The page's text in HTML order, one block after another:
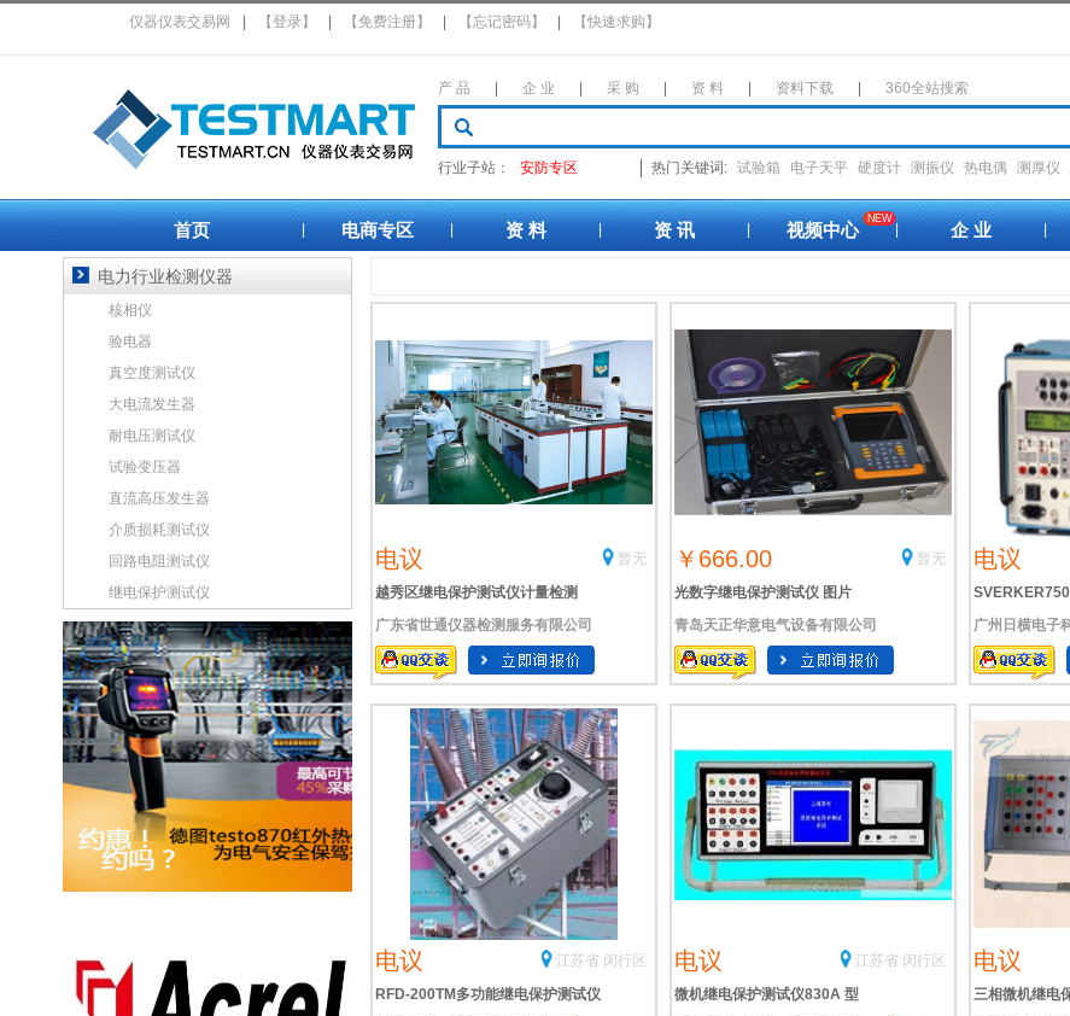
仪器仪表交易网 【登录】 【免费注册】 【忘记密码】 【快速求购】
产 品 企 业 采 购 资 料 资料下载 360全站搜索
行业子站： 安防专区 热门关键词: 试验箱 电子天平 硬度计 测振仪 热电偶 测厚仪
首页 电商专区 资 料 资 讯
NEW
视频中心 企 业
电议
暂无
越秀区继电保护测试仪计量检测
广东省世通仪器检测服务有限公司
￥666.00
暂无
光数字继电保护测试仪 图片
青岛天正华意电气设备有限公司
电议
国梅格Megger
广州日横电子
电议
江苏省 闵行区
RFD-200TM多功能继电保护测试仪
电议
江苏省 闵行区
微机继电保护测试仪830A 型
电议
三相微机继电
电力行业检测仪器
核相仪
验电器
真空度测试仪
大电流发生器
耐电压测试仪
试验变压器
直流高压发生器
介质损耗测试仪
回路电阻测试仪
继电保护测试仪